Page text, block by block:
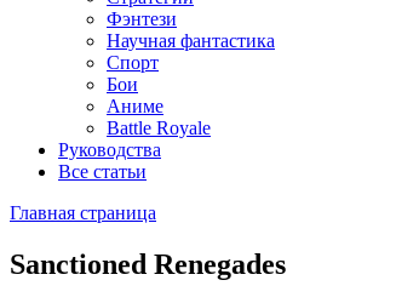
Фэнтези
Научная фантастика
Спорт
Бои
Аниме
Battle Royale
Руководства
Все статьи
Главная страница
Sanctioned Renegades